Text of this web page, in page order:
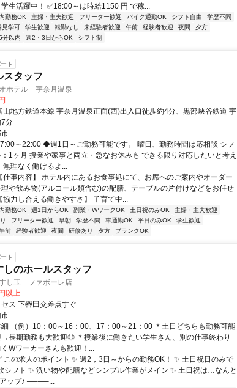
生活躍中！ ✅18:00～は時給1150 円 で稼...
勤務OK 主婦・主夫歓迎 フリーター歓迎 バイク通勤OK シフト自由
学歴不問
見学可 学生歓迎 転勤なし 未経験者歓迎 午前 経験者歓迎 夜間
夕方
分以内 週2・3日からOK シフト制
ト
スタッフ
ホテル 宇奈月温泉
山地方鉄道本線 宇奈月温泉正面(西)出入口徒歩約4分、黒部峡谷鉄道 宇
分
～22:00 ◆週1日～ご勤務可能です。 曜日、勤務時間は応相談 シフ
：1ヶ月 授業や家事と両立・急なお休みも できる限り対応したいと考え
無理なく働けるよ...
仕事内容】 ホテル内にあるお食事処にて、お席へのご案内やオーダー
や飲み物(アルコール類含む)の配膳、テーブルの片付けなどをお任せ
協力し合える働きやすさ】 子育て中...
勤務OK 週1日からOK 副業・WワークOK 土日祝のみOK
主婦・主夫歓迎
フリーター歓迎 早朝 学歴不問 車通勤OK 平日のみOK
学生歓迎
前 経験者歓迎 夜間 研修あり 夕方 ブランクOK
ト
しのホールスタッフ
し玉 ファボーレ店
以上
ス 下轡田交差点すぐ
（例）10：00～16：00、17：00～21：00 ＊土日どちらも勤務可能
長期勤務も大歓迎◎ ＊授業後に働きたい学生さん、別の仕事終わり
Wワーカーさんも歓迎！...
この求人のポイント ✨ 週2，3日～からの勤務OK！ ✨ 土日祝日のみで
シフト ✨ 洗い物や配膳などシンプル作業がメイン ✨ 土日祝は…なんと
ップ♪ ────...